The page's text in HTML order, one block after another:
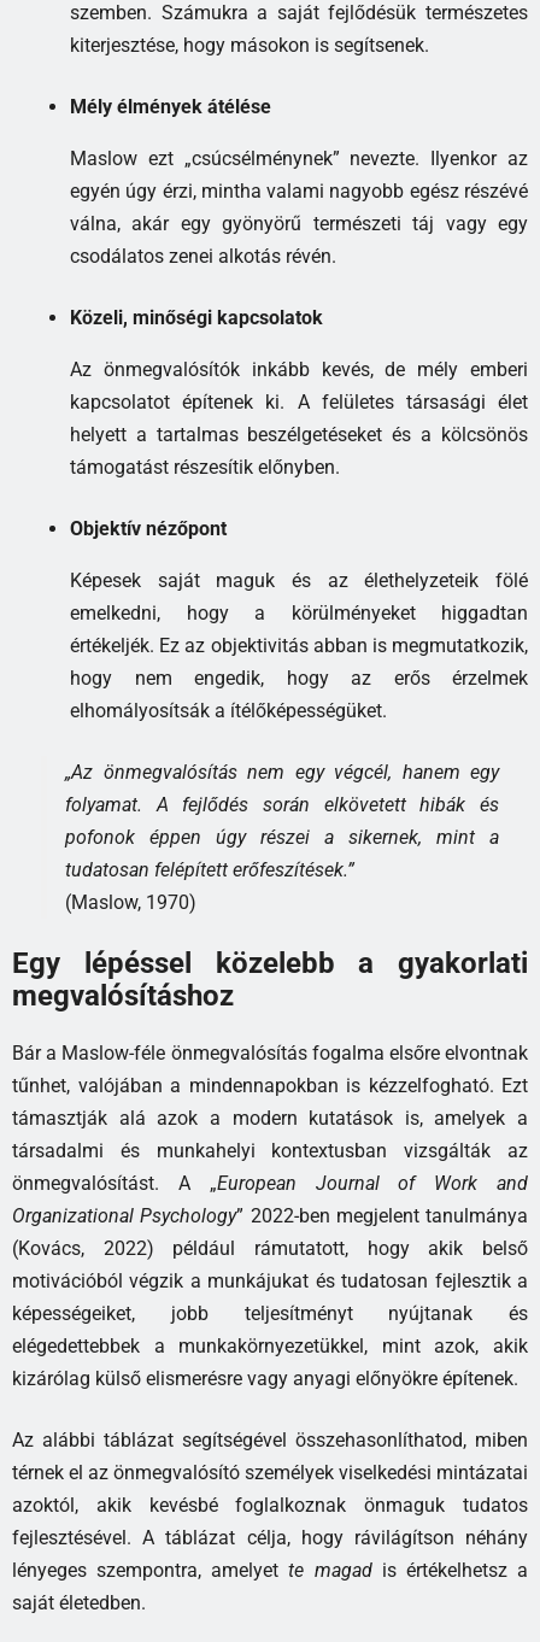
szemben. Számukra a saját fejlődésük természetes
kiterjesztése, hogy másokon is segítsenek.
Mély élmények átélése
Maslow ezt „csúcsélménynek” nevezte. Ilyenkor az
egyén úgy érzi, mintha valami nagyobb egész részévé
válna, akár egy gyönyörű természeti táj vagy egy
csodálatos zenei alkotás révén.
Közeli, minőségi kapcsolatok
Az önmegvalósítók inkább kevés, de mély emberi
kapcsolatot építenek ki. A felületes társasági élet
helyett a tartalmas beszélgetéseket és a kölcsönös
támogatást részesítik előnyben.
Objektív nézőpont
Képesek saját maguk és az élethelyzeteik fölé
emelkedni, hogy a körülményeket higgadtan
értékeljék. Ez az objektivitás abban is megmutatkozik,
hogy nem engedik, hogy az erős érzelmek
elhomályosítsák a ítélőképességüket.
„Az önmegvalósítás nem egy végcél, hanem egy
folyamat. A fejlődés során elkövetett hibák és
pofonok éppen úgy részei a sikernek, mint a
tudatosan felépített erőfeszítések.”
(Maslow, 1970)
Egy lépéssel közelebb a gyakorlati
megvalósításhoz
Bár a Maslow-féle önmegvalósítás fogalma elsőre elvontnak
tűnhet, valójában a mindennapokban is kézzelfogható. Ezt
támasztják alá azok a modern kutatások is, amelyek a
társadalmi és munkahelyi kontextusban vizsgálták az
önmegvalósítást. A „European Journal of Work and
Organizational Psychology” 2022-ben megjelent tanulmánya
(Kovács, 2022) például rámutatott, hogy akik belső
motivációból végzik a munkájukat és tudatosan fejlesztik a
képességeiket, jobb teljesítményt nyújtanak és
elégedettebbek a munkakörnyezetükkel, mint azok, akik
kizárólag külső elismerésre vagy anyagi előnyökre építenek.
Az alábbi táblázat segítségével összehasonlíthatod, miben
térnek el az önmegvalósító személyek viselkedési mintázatai
azoktól, akik kevésbé foglalkoznak önmaguk tudatos
fejlesztésével. A táblázat célja, hogy rávilágítson néhány
lényeges szempontra, amelyette magadis értékelhetsz a
saját életedben.